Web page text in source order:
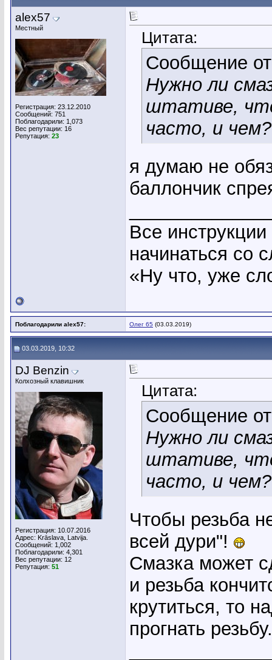
alex57
Местный
Регистрация: 23.12.2010
Сообщений: 751
Поблагодарили: 1,073
Вес репутации: 16
Репутация: 23
Цитата:
Сообщение
Нужно ли
штативе,
часто, и чем?
я думаю не
баллончик
Все
начинаться со
«Ну что, уже
Поблагодарили alex57: Олег 65 (03.03.2019)
03.03.2019, 10:32
DJ Benzin
Колхозный клавишник
Регистрация: 10.07.2016
Адрес: Krāslava, Latvija.
Сообщений: 1,002
Поблагодарили: 4,301
Вес репутации: 12
Репутация: 51
Цитата:
Сообщение
Нужно ли
штативе,
часто, и чем?
Чтобы резьба
всей дури"!
Смазка может
и резьба
крутиться, то
прогнать